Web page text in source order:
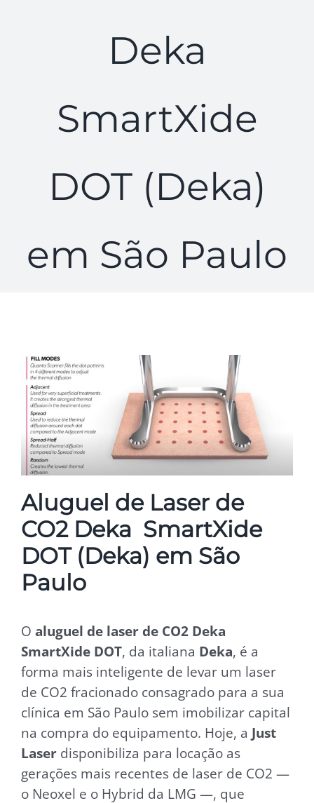
Deka
SmartXide
DOT (Deka)
em São Paulo
Aluguel de Laser de
CO2 Deka SmartXide
DOT (Deka) em São
Paulo
O aluguel de laser de CO2 Deka
SmartXide DOT, da italiana Deka, é a
forma mais inteligente de levar um laser
de CO2 fracionado consagrado para a sua
clínica em São Paulo sem imobilizar capital
na compra do equipamento. Hoje, a Just
Laser disponibiliza para locação as
gerações mais recentes de laser de CO2 —
o Neoxel e o Hybrid da LMG —, que